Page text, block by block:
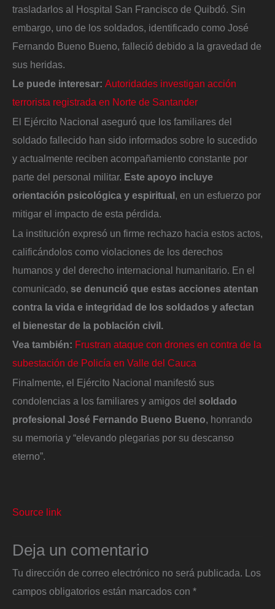
trasladarlos al Hospital San Francisco de Quibdó. Sin
embargo, uno de los soldados, identificado como José
Fernando Bueno Bueno, falleció debido a la gravedad de
sus heridas.
Le puede interesar: Autoridades investigan acción
terrorista registrada en Norte de Santander
El Ejército Nacional aseguró que los familiares del
soldado fallecido han sido informados sobre lo sucedido
y actualmente reciben acompañamiento constante por
parte del personal militar. Este apoyo incluye
orientación psicológica y espiritual, en un esfuerzo por
mitigar el impacto de esta pérdida.
La institución expresó un firme rechazo hacia estos actos,
calificándolos como violaciones de los derechos
humanos y del derecho internacional humanitario. En el
comunicado, se denunció que estas acciones atentan
contra la vida e integridad de los soldados y afectan
el bienestar de la población civil.
Vea también: Frustran ataque con drones en contra de la
subestación de Policía en Valle del Cauca
Finalmente, el Ejército Nacional manifestó sus
condolencias a los familiares y amigos del soldado
profesional José Fernando Bueno Bueno, honrando
su memoria y “elevando plegarias por su descanso
eterno”.
Source link
Deja un comentario
Tu dirección de correo electrónico no será publicada. Los
campos obligatorios están marcados con *